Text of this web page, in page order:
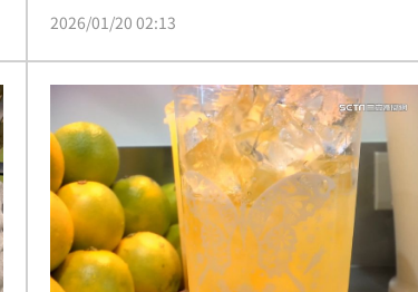
的人適合做啥，20幾老闆還願意教，40了老闆也
文引起網友熱議，有人建議，「客運也很缺人
去考大客車駕照啊」、「司機起碼6萬起，很多
領8萬以上的」、「不要40歲了目標還是放在受
薪階級好嗎」、「上個課考個證照吧」。
2026/01/20 02:13